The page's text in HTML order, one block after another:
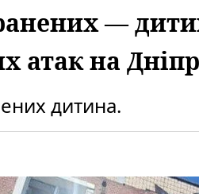
—
атак на
дитина.